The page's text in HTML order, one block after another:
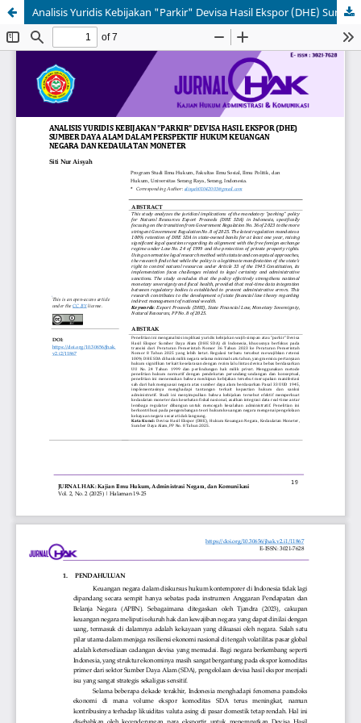
Analisis Yuridis Kebijakan "Parkir" Devisa Hasil Ekspor (DHE) Sumber Daya Alam dalam Perspektif Hukum Keuangan Negara dan Kedaulatan Moneter